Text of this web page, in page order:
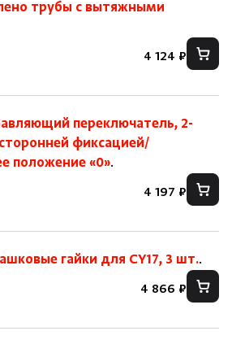
трубы с вытяжными
4 124 ₽
переключатель, 2-
фиксацией/
положение «0».
4 197 ₽
гайки для CY17, 3 шт..
4 866 ₽